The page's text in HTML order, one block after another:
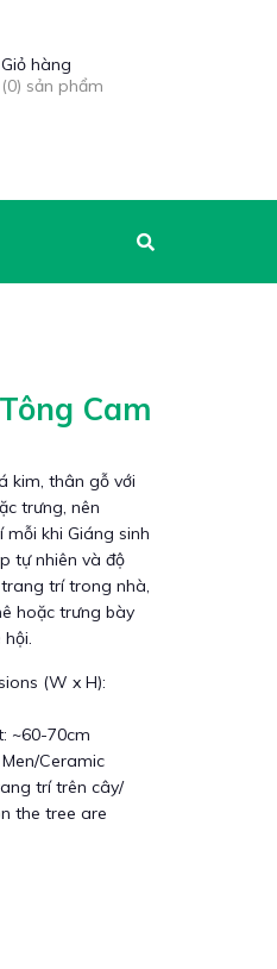
Giỏ hàng
(0) sản phẩm
Cam
kim, thân gỗ với
trưng, nên
khi Giáng sinh
tự nhiên và độ
trí trong nhà,
hoặc trưng bày
(W x H):
~60-70cm
Ceramic
trí trên cây/
the tree are